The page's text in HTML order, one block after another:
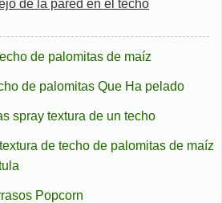
de la pared en el techo
de palomitas de maíz
de palomitas Que Ha pelado
spray textura de un techo
de techo de palomitas de maíz
Popcorn